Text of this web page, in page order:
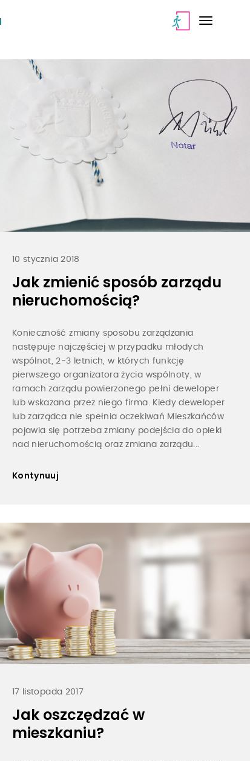
10 stycznia 2018
Jak zmienić sposób zarządu
nieruchomością?
Konieczność zmiany sposobu zarządzania
następuje najczęściej w przypadku młodych
wspólnot, 2-3 letnich, w których funkcję
pierwszego organizatora życia wspólnoty, w
ramach zarządu powierzonego pełni deweloper
lub wskazana przez niego firma. Kiedy deweloper
lub zarządca nie spełnia oczekiwań Mieszkańców
pojawia się potrzeba zmiany podejścia do opieki
nad nieruchomością oraz zmiana zarządu...
Kontynuuj
17 listopada 2017
Jak oszczędzać w
mieszkaniu?